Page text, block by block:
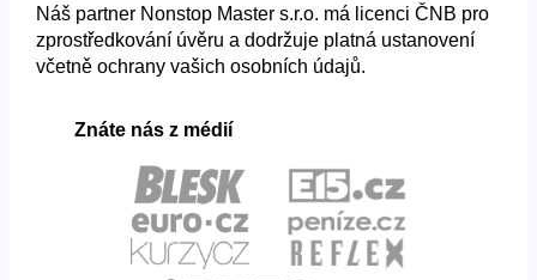
Náš partner Nonstop Master s.r.o. má licenci ČNB pro
zprostředkování úvěru a dodržuje platná ustanovení
včetně ochrany vašich osobních údajů.
Znáte nás z médií